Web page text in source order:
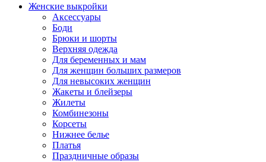
Женские выкройки
Аксессуары
Боди
Брюки и шорты
Верхняя одежда
Для беременных и мам
Для женщин больших размеров
Для невысоких женщин
Жакеты и блейзеры
Жилеты
Комбинезоны
Корсеты
Нижнее белье
Платья
Праздничные образы